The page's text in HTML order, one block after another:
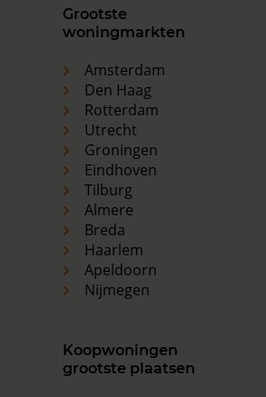
Grootste
woningmarkten
Amsterdam
Den Haag
Rotterdam
Utrecht
Groningen
Eindhoven
Tilburg
Almere
Breda
Haarlem
Apeldoorn
Nijmegen
Koopwoningen
grootste plaatsen